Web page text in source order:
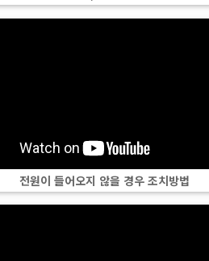
전원이 들어오지 않을 경우 조치방법